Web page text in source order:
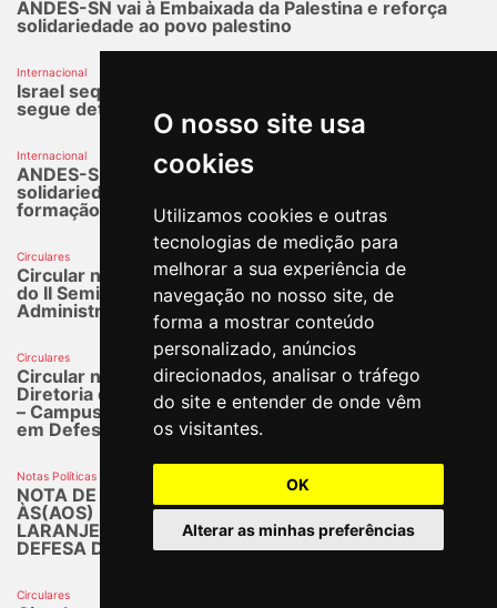
O nosso site usa
cookies
Utilizamos cookies e outras
tecnologias de medição para
melhorar a sua experiência de
navegação no nosso site, de
forma a mostrar conteúdo
personalizado, anúncios
direcionados, analisar o tráfego
do site e entender de onde vêm
os visitantes.
OK
Alterar as minhas preferências
ANDES-SN vai à Embaixada da Palestina e reforça
solidariedade ao povo palestino
Internacional
Israel sequestra ativistas da Global Sumud; brasileiro
segue detido e sob tortura
Internacional
ANDES-SN e seções sindicais reafirmam
solidariedade ao povo cubano em jornada de
formação e lutas no 1º de Maio
Circulares
​​​​​​​Circular nº 194/2026 - Envia link do drive com artes
do II Seminário Nacional de Questões Organizativas,
Administrativas, Financeiras e Políticas do ANDES-SN
Circulares
Circular nº 212/2026 - Envia Nota de Apoio da
Diretoria do ANDES-SN às(aos) Estudantes da UFFS
– Campus Laranjeiras do Sul no Paraná, que Lutam
em Defesa do Povo Palestino.
Notas Políticas
NOTA DE APOIO DA DIRETORIA DO ANDES-SN
ÀS(AOS) ESTUDANTES DA UFFS – CAMPUS
LARANJEIRAS DO SUL NO PARANÁ, QUE LUTAM EM
DEFESA DO POVO PALESTINO
Circulares